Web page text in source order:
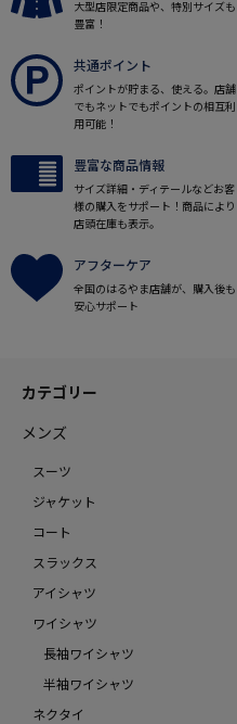
大型店限定商品や、特別サイズも
豊富！
共通ポイント
ポイントが貯まる、使える。店舗
でもネットでもポイントの相互利
用可能！
豊富な商品情報
サイズ詳細・ディテールなどお客
様の購入をサポート！商品により
店頭在庫も表示。
アフターケア
全国のはるやま店舗が、購入後も
安心サポート
カテゴリー
メンズ
スーツ
ジャケット
コート
スラックス
アイシャツ
ワイシャツ
長袖ワイシャツ
半袖ワイシャツ
ネクタイ